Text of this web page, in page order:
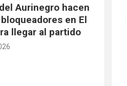
Aurinegro hacen
en El
llegar al partido